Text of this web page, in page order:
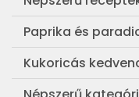
Frankfurti leves
Egyszerű muffin
Aranygaluska
Paprika és
Pan con Tomate
Paradicsom és
Kukoricás
Legfinomabb főtt